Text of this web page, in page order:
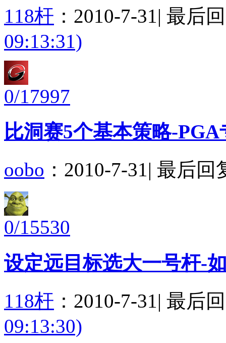
118杆 ： 2010-7-31| 最后
09:13:31)
0/17997
比洞赛5个基本策略-
oobo ： 2010-7-31| 最后回
0/15530
设定远目标选大一号杆-
118杆 ： 2010-7-31| 最后
09:13:30)